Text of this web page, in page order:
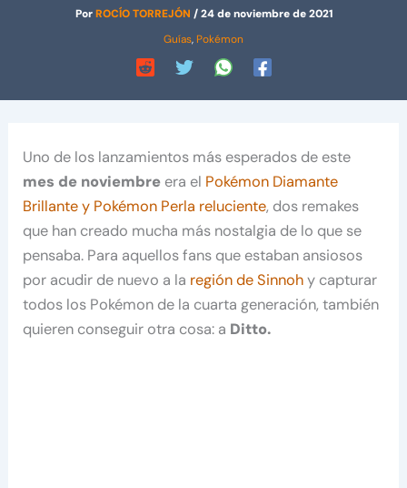
PorROCÍO TORREJÓN /24 de noviembre de 2021
Guías, Pokémon
Uno de los lanzamientos más esperados de este
mes de noviembre era el Pokémon Diamante
Brillante y Pokémon Perla reluciente, dos remakes
que han creado mucha más nostalgia de lo que se
pensaba. Para aquellos fans que estaban ansiosos
por acudir de nuevo a la región de Sinnohy capturar
todos los Pokémon de la cuarta generación, también
quieren conseguir otra cosa: a Ditto.